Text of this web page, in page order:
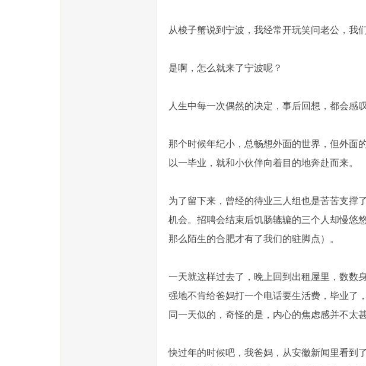
从梭子蟹说到宁波，我经常开玩笑问老公，我
是啊，怎么就来了宁波呢？
人生中每一次偶然的决定，事后回想，都会感
那个时候年纪小，总畅想外面的世界，但外
以一毕业，就和小伙伴向着目的地奔赴而来。
为了留下来，曾经的待业三人组也是苦苦支撑
机会。招聘会结束后饥肠辘辘的三个人却慢悠
那么陌生的合肥才有了我们的驻脚点）。
一天就这样过去了，晚上回到出租屋里，数数
强地不肯给爸妈打一个电话要生活费，毕业了
同一天似的，奇怪的是，内心的焦虑感并不太
快过年的时候吧，我爸妈，从安徽新闻里看到